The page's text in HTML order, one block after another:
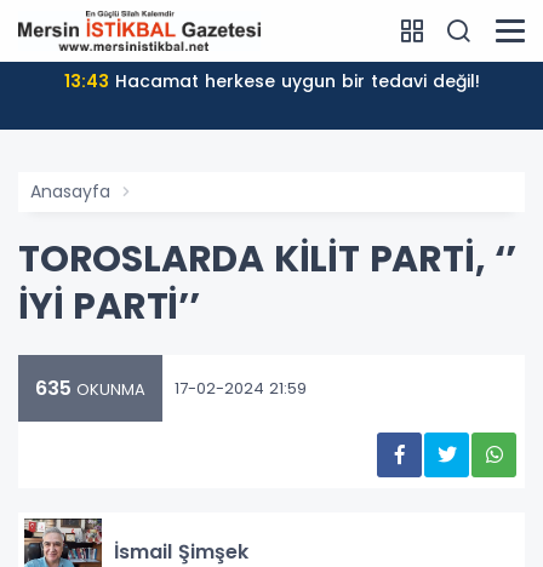
13:43 Hacamat herkese uygun bir tedavi değil!
Anasayfa
TOROSLARDA KİLİT PARTİ, ‘’
İYİ PARTİ’’
635 OKUNMA 17-02-2024 21:59
İsmail Şimşek